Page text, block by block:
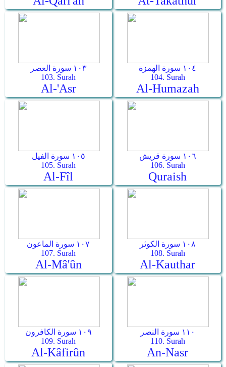
١٠٣ سورة العصر
103. Surah
Al-'Asr
١٠٤ سورة الهمزة
104. Surah
Al-Humazah
١٠٥ سورة الفيل
105. Surah
Al-Fîl
١٠٦ سورة قريش
106. Surah
Quraish
١٠٧ سورة الماعون
107. Surah
Al-Mâ'ûn
١٠٨ سورة الكوثر
108. Surah
Al-Kauthar
١٠٩ سورة الكافرون
109. Surah
Al-Kâfirûn
١١٠ سورة النصر
110. Surah
An-Nasr